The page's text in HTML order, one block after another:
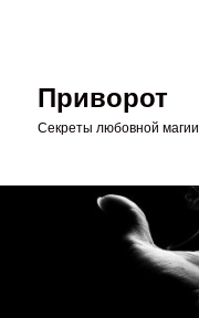
Приворот
Секреты любовной магии